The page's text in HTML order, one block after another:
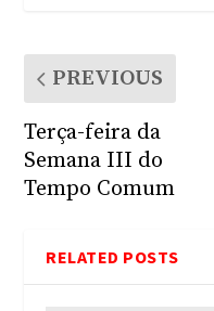
PREVIOUS
Terça-feira da
Semana III do
Tempo Comum
RELATED POSTS